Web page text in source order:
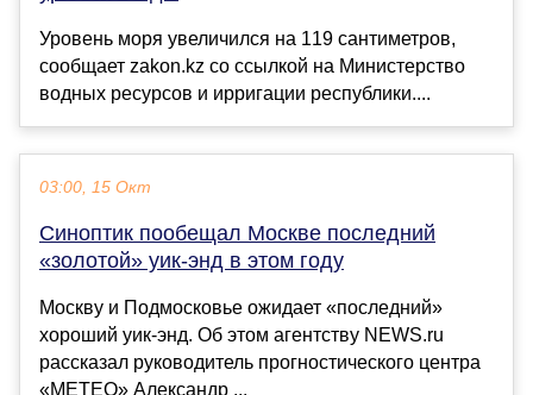
Уровень моря увеличился на 119 сантиметров,
сообщает zakon.kz со ссылкой на Министерство
водных ресурсов и ирригации республики....
03:00, 15 Окт
Синоптик пообещал Москве последний
«золотой» уик-энд в этом году
Москву и Подмосковье ожидает «последний»
хороший уик-энд. Об этом агентству NEWS.ru
рассказал руководитель прогностического центра
«METEO» Александр ...